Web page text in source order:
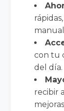
con tu
del día.
recibir